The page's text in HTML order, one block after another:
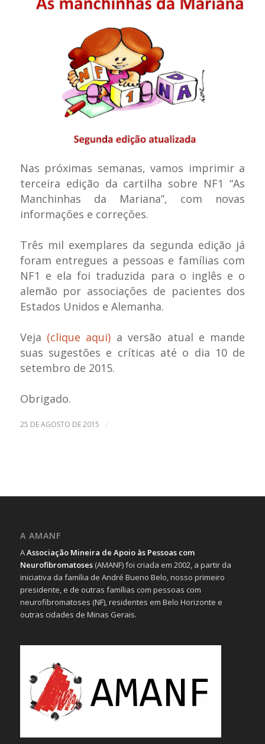
Nas próximas semanas, vamos imprimir a
terceira edição da cartilha sobre NF1 “As
Manchinhas da Mariana”, com novas
informações e correções.
Três mil exemplares da segunda edição já
foram entregues a pessoas e famílias com
NF1 e ela foi traduzida para o inglês e o
alemão por associações de pacientes dos
Estados Unidos e Alemanha.
Veja (clique aqui) a versão atual e mande
suas sugestões e críticas até o dia 10 de
setembro de 2015.
Obrigado.
25 DE AGOSTO DE 2015 /
A AMANF
AAssociação Mineira de Apoio às Pessoas com
Neurofibromatoses(AMANF) foi criada em 2002, a partir da
iniciativa da família de André Bueno Belo, nosso primeiro
presidente, e de outras famílias com pessoas com
neurofibromatoses (NF), residentes em Belo Horizonte e
outras cidades de Minas Gerais.